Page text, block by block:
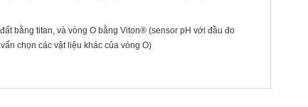
bằng titan, và vòng O bằng Viton® (sensor pH với đầu đo
chọn các vật liệu khác của vòng O)